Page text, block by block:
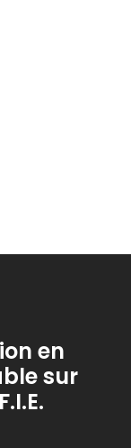
en
sur